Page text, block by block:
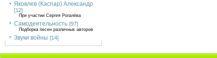
Яковлев (Каспар) Александр
[12]
При участии Сергея Рогалёва
Самодеятельность [97]
Подборка песен различных авторов
Звуки войны [14]